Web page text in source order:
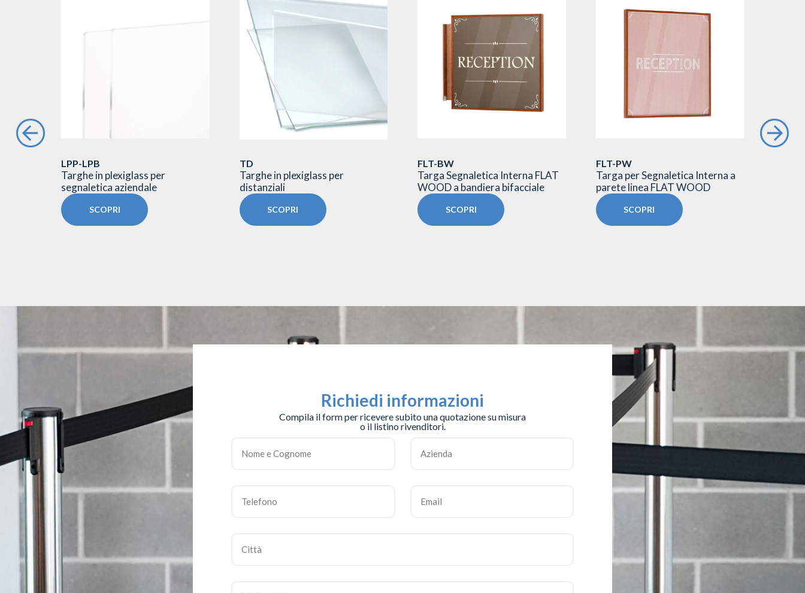
LPP-LPB
Targhe in plexiglass per
segnaletica aziendale
SCOPRI
TD
Targhe in plexiglass per
distanziali
SCOPRI
FLT-BW
Targa Segnaletica Interna FLAT
WOOD a bandiera bifacciale
SCOPRI
FLT-PW
Targa per Segnaletica Interna a
parete linea FLAT WOOD
SCOPRI
Richiedi informazioni
Compila il form per ricevere subito una quotazione su misura
o il listino rivenditori.